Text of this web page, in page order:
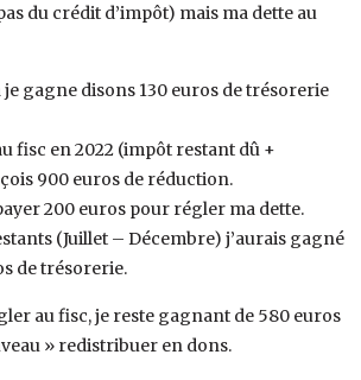
du crédit d’impôt) mais ma dette au
gagne disons 130 euros de trésorerie
fisc en 2022 (impôt restant dû +
900 euros de réduction.
200 euros pour régler ma dette.
(Juillet – Décembre) j’aurais gagné
de trésorerie.
au fisc, je reste gagnant de 580 euros
» redistribuer en dons.